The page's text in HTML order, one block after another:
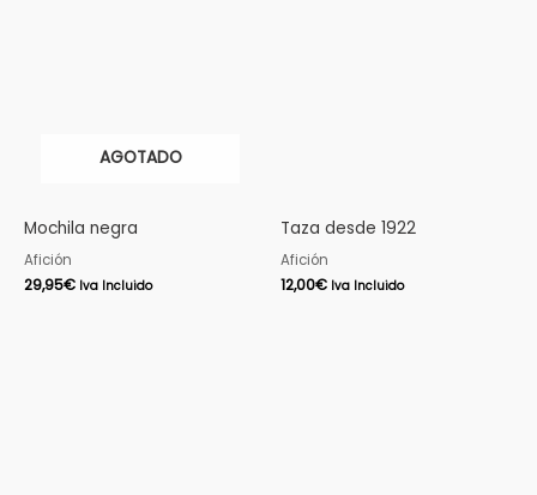
AGOTADO
Mochila negra
Afición
29,95€ Iva Incluido
Taza desde 1922
Afición
12,00€ Iva Incluido